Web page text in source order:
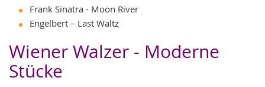
Frank Sinatra - Moon River
Engelbert – Last Waltz
Wiener Walzer - Moderne
Stücke